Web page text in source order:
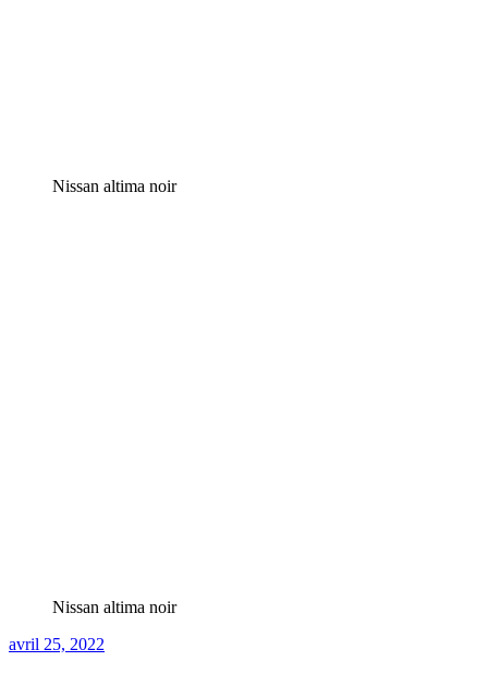
Nissan altima noir
Nissan altima noir
avril 25, 2022